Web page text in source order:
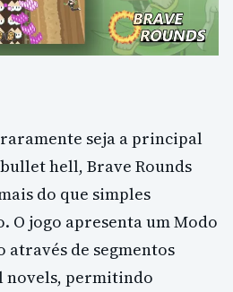
seja a principal
hell, Brave Rounds
do que simples
O jogo apresenta um Modo
de segmentos
novels, permitindo